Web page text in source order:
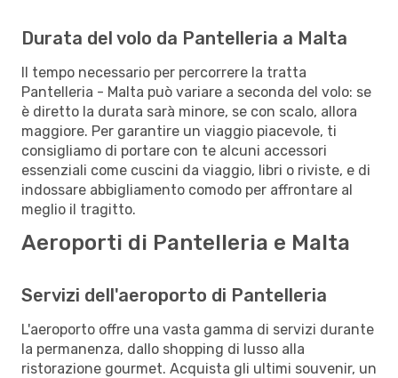
Durata del volo da Pantelleria a Malta
Il tempo necessario per percorrere la tratta
Pantelleria - Malta può variare a seconda del volo: se
è diretto la durata sarà minore, se con scalo, allora
maggiore. Per garantire un viaggio piacevole, ti
consigliamo di portare con te alcuni accessori
essenziali come cuscini da viaggio, libri o riviste, e di
indossare abbigliamento comodo per affrontare al
meglio il tragitto.
Aeroporti di Pantelleria e Malta
Servizi dell'aeroporto di Pantelleria
L'aeroporto offre una vasta gamma di servizi durante
la permanenza, dallo shopping di lusso alla
ristorazione gourmet. Acquista gli ultimi souvenir, un